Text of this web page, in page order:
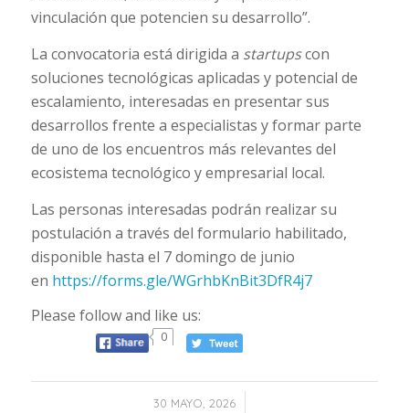
vinculación que potencien su desarrollo”.
La convocatoria está dirigida a startupscon
soluciones tecnológicas aplicadas y potencial de
escalamiento, interesadas en presentar sus
desarrollos frente a especialistas y formar parte
de uno de los encuentros más relevantes del
ecosistema tecnológico y empresarial local.
Las personas interesadas podrán realizar su
postulación a través del formulario habilitado,
disponible hasta el 7 domingo de junio
en https://forms.gle/WGrhbKnBit3DfR4j7
Please follow and like us:
0
30 MAYO, 2026
/